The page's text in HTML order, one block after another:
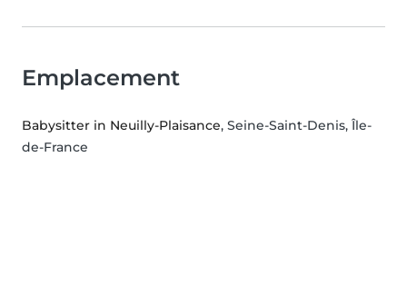
Emplacement
Babysitter in Neuilly-Plaisance, Seine-Saint-Denis, Île-
de-France